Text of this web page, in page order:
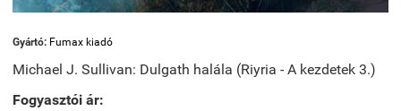
Gyártó: Fumax kiadó
Michael J. Sullivan: Dulgath halála (Riyria - A kezdetek 3.)
Fogyasztói ár: